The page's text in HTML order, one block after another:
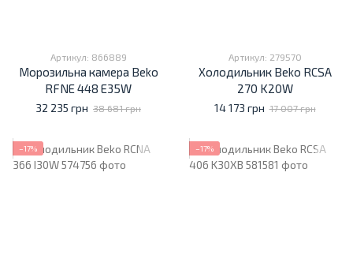
Артикул: 866889
Морозильна камера Beko
RFNE 448 E35W
32 235 грн 38 681 грн
Артикул: 279570
Холодильник Beko RCSA
270 K20W
14 173 грн 17 007 грн
−17% −17%